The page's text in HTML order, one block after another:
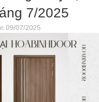
7/2025
09/07/2025